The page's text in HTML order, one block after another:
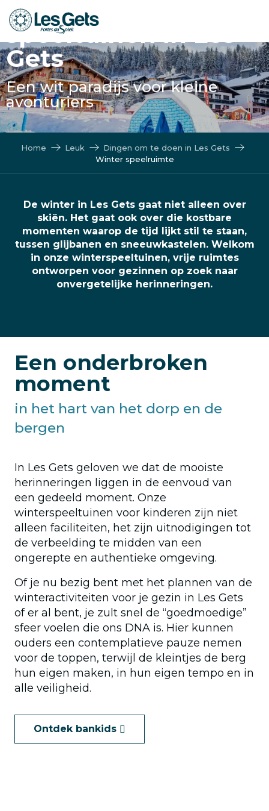
Aller
au
principal
Winterse
speeltuinen in Les
Gets
Een wit paradijs voor kleine
avonturiers
Home Leuk
Dingen om te doen in Les Gets
Winter speelruimte
De winter in Les Gets gaat niet alleen over
skiën. Het gaat ook over die kostbare
momenten waarop de tijd lijkt stil te staan,
tussen glijbanen en sneeuwkastelen. Welkom
in onze winterspeeltuinen, vrije ruimtes
ontworpen voor gezinnen op zoek naar
onvergetelijke herinneringen.
Een onderbroken
moment
in het hart van het dorp en de
bergen
In Les Gets geloven we dat de mooiste
herinneringen liggen in de eenvoud van
een gedeeld moment. Onze
winterspeeltuinen voor kinderen zijn niet
alleen faciliteiten, het zijn uitnodigingen tot
de verbeelding te midden van een
ongerepte en authentieke omgeving.
Of je nu bezig bent met het plannen van de
winteractiviteiten voor je gezin in Les Gets
of er al bent, je zult snel de “goedmoedige”
sfeer voelen die ons DNA is. Hier kunnen
ouders een contemplatieve pauze nemen
voor de toppen, terwijl de kleintjes de berg
hun eigen maken, in hun eigen tempo en in
alle veiligheid.
Ontdek bankids